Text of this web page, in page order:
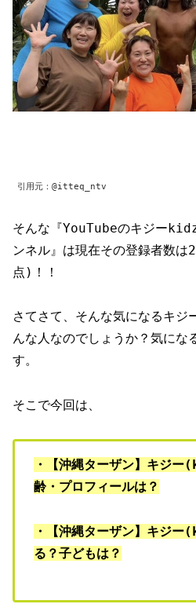
引用元：@itteq_ntv
そんな『YouTubeのキジー
ンネル』は現在その登録者数
点)！！
さてさて、そんな気になるキ
んな人なのでしょうか？気にな
す。
そこで今回は、
・【沖縄ターザン】キジ
齢・プロフィールは？
・【沖縄ターザン】キジ
る？子どもは？